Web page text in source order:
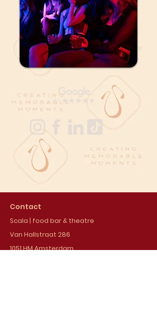
Contact
Scala | food bar & theatre
Van Hallstraat 286
1051 HM Amsterdam